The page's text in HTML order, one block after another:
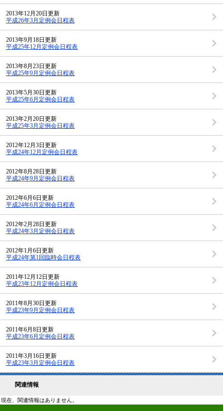
2013年12月20日更新
平成26年3月定例会日程表
2013年9月18日更新
平成25年12月定例会日程表
2013年8月23日更新
平成25年9月定例会日程表
2013年5月30日更新
平成25年6月定例会日程表
2013年2月20日更新
平成25年3月定例会日程表
2012年12月3日更新
平成24年12月定例会日程表
2012年8月28日更新
平成24年9月定例会日程表
2012年6月6日更新
平成24年6月定例会日程表
2012年2月28日更新
平成24年3月定例会日程表
2012年1月6日更新
平成24年第1回臨時会日程表
2011年12月12日更新
平成23年12月定例会日程表
2011年8月30日更新
平成23年9月定例会日程表
2011年6月8日更新
平成23年6月定例会日程表
2011年3月16日更新
平成23年3月定例会日程表
関連情報
現在、関連情報はありません。